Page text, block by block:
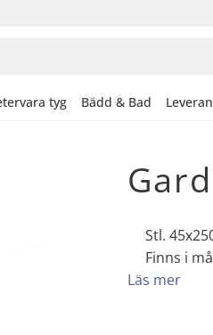
tyg Bädd & Bad
Stl.
Finns i
Läs mer